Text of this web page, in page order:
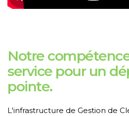
Notre
service pour un
pointe.
L'infrastructure de Gestion de